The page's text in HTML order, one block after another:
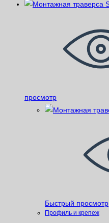
просмотр
Быстрый просмотр
Профиль и крепеж